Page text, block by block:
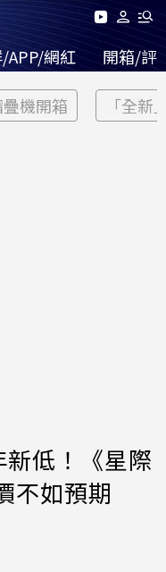
APP/網紅 開箱/評
機開箱 「全新
低！《星際
不如預期